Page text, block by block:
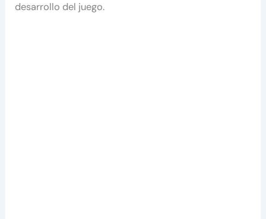
desarrollo del juego.